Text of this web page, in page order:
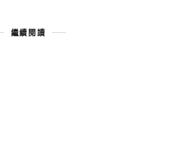
繼續閱讀